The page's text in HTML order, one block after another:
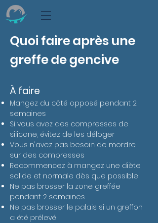
Quoi faire après une
greffe de gencive
À faire
Mangez du côté opposé pendant 2
semaines
Si vous avez des compresses de
silicone, évitez de les déloger
Vous n'avez pas besoin de mordre
sur des compresses
Recommencez à mangez une diète
solide et normale dès que possible
Ne pas brosser la zone greffée
pendant 2 semaines
Ne pas brosser le palais si un greffon
a été prélevé